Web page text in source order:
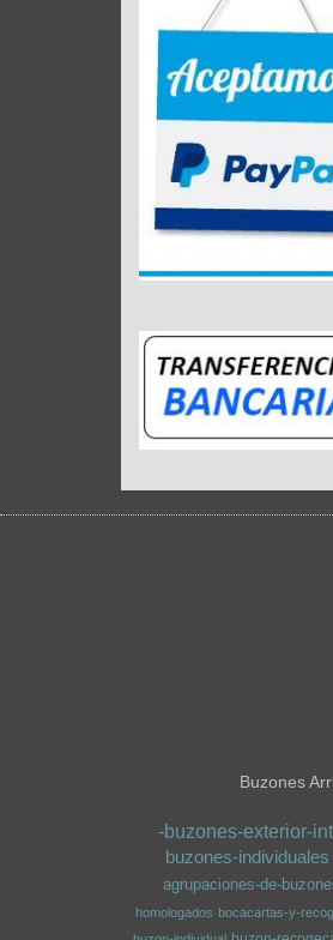
Buzones
-buzones-exterior-
buzones-individuales
agrupaciones-de-
homologados bocacartas-y-